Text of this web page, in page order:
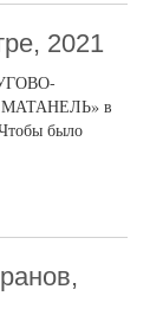
2021
в
было